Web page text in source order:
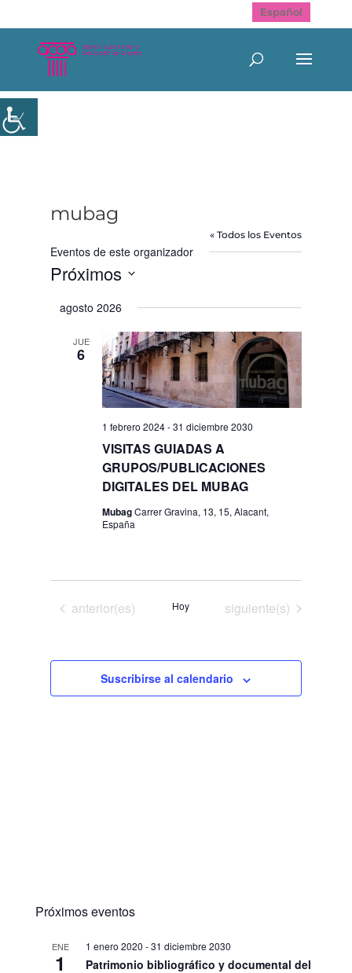
Español
mubag
« Todos los Eventos
Eventos de este organizador
Próximos
agosto 2026
JUE
6
VISITAS GUIADAS A
GRUPOS/PUBLICACIONES
DIGITALES DEL MUBAG
1 febrero 2024-31 diciembre 2030
MubagCarrer Gravina, 13, 15, Alacant,
España
Eventos
anterior(es) Hoy Eventos
siguiente(s)
Suscribirse al calendario
Próximos eventos
ENE
1
1 enero 2020 -31 diciembre 2030
Patrimonio bibliográfico y documental del